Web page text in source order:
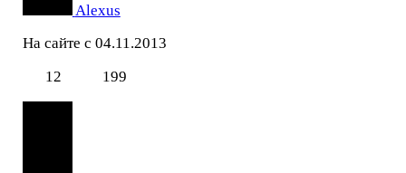
Alexus
На сайте с 04.11.2013
12
199